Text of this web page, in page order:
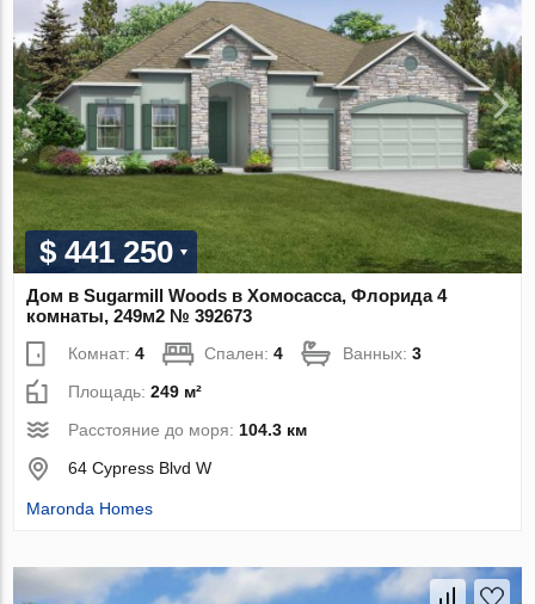
$ 441 250
Дом в Sugarmill Woods в Хомосасса, Флорида 4
комнаты, 249м2 № 392673
Комнат:4 Спален:4 Ванных:3
Площадь:249 м²
Расстояние до моря: 104.3 км
64 Cypress Blvd W
Maronda Homes